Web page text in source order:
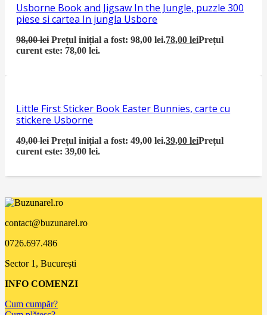
Usborne Book and Jigsaw In the Jungle, puzzle 300
piese si cartea In jungla Usbore
98,00lei Prețul inițial a fost: 98,00 lei.78,00leiPrețul
curent este: 78,00 lei.
Little First Sticker Book Easter Bunnies, carte cu
stickere Usborne
49,00lei Prețul inițial a fost: 49,00 lei.39,00leiPrețul
curent este: 39,00 lei.
contact@buzunarel.ro
0726.697.486
Sector 1, București
INFO COMENZI
Cum cumpăr?